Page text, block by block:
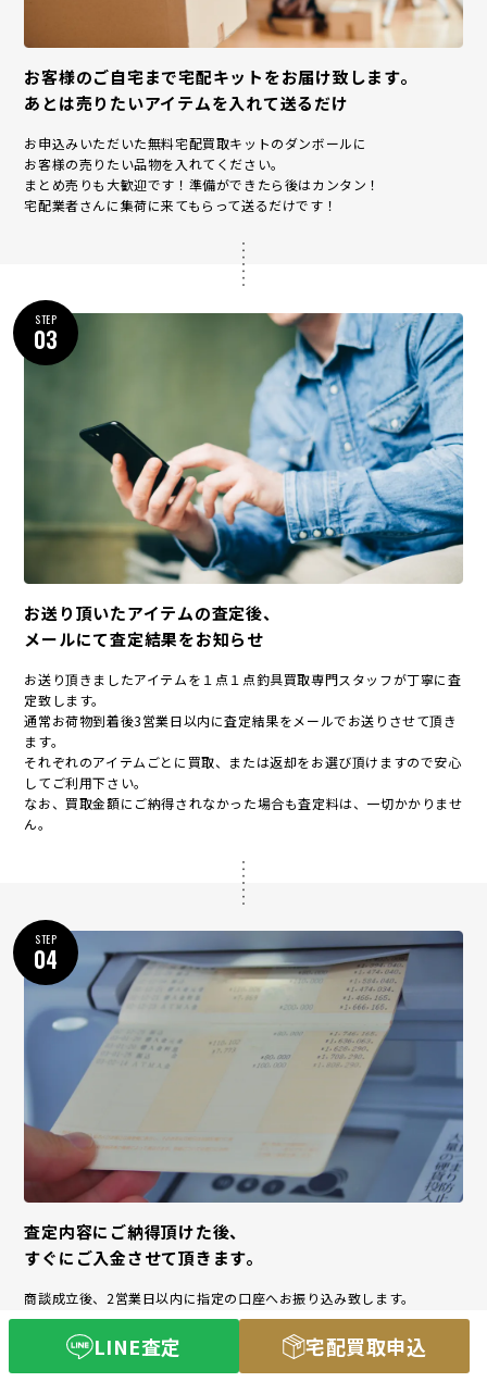
お客様のご自宅まで宅配キットをお届け致します。
あとは売りたいアイテムを入れて送るだけ
お申込みいただいた無料宅配買取キットのダンボールに
お客様の売りたい品物を入れてください。
まとめ売りも大歓迎です！準備ができたら後はカンタン！
宅配業者さんに集荷に来てもらって送るだけです！
STEP
03
お送り頂いたアイテムの査定後、
メールにて査定結果をお知らせ
お送り頂きましたアイテムを１点１点釣具買取専門スタッフが丁寧に査
定致します。
通常お荷物到着後3営業日以内に査定結果をメールでお送りさせて頂き
ます。
それぞれのアイテムごとに買取、または返却をお選び頂けますので安心
してご利用下さい。
なお、買取金額にご納得されなかった場合も査定料は、一切かかりませ
ん。
STEP
04
査定内容にご納得頂けた後、
すぐにご入金させて頂きます。
商談成立後、2営業日以内に指定の口座へお振り込み致します。
もちろんお振込手数料も一切かかりませんのでご安心ください。
また、残念ながら買取が成立しなかったアイテムは丁寧に梱包し、無料
でお客様のご自宅までご返送させて頂きます。
LINE査定 宅配買取申込